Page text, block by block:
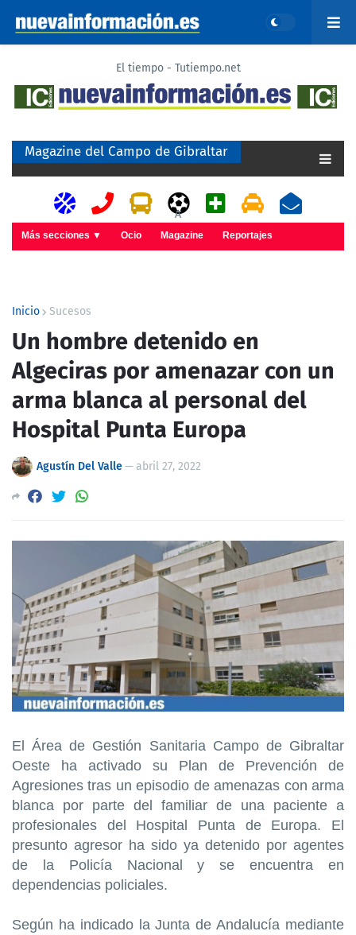
El tiempo - Tutiempo.net
Magazine del Campo de Gibraltar
A
Más secciones ▼ Ocio Magazine Reportajes
Inicio Sucesos
Un hombre detenido en
Algeciras por amenazar con un
arma blanca al personal del
Hospital Punta Europa
Agustín Del Valle—abril 27, 2022
El Área de Gestión Sanitaria Campo de Gibraltar
Oeste ha activado su Plan de Prevención de
Agresiones tras un episodio de amenazas con arma
blanca por parte del familiar de una paciente a
profesionales del Hospital Punta de Europa. El
presunto agresor ha sido ya detenido por agentes
de la Policía Nacional y se encuentra en
dependencias policiales.
Según ha indicado la Junta de Andalucía mediante